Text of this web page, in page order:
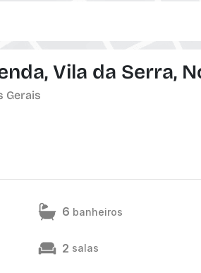
Vila da Serra,
Gerais
6 banheiros
2 salas